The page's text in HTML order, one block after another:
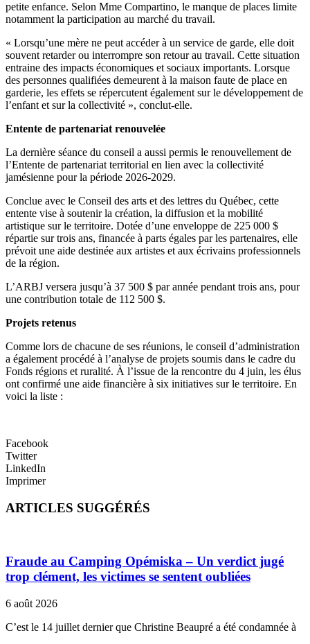
petite enfance. Selon Mme Compartino, le manque de places limite
notamment la participation au marché du travail.
« Lorsqu’une mère ne peut accéder à un service de garde, elle doit
souvent retarder ou interrompre son retour au travail. Cette situation
entraine des impacts économiques et sociaux importants. Lorsque
des personnes qualifiées demeurent à la maison faute de place en
garderie, les effets se répercutent également sur le développement de
l’enfant et sur la collectivité », conclut-elle.
Entente de partenariat renouvelée
La dernière séance du conseil a aussi permis le renouvellement de
l’Entente de partenariat territorial en lien avec la collectivité
jamésienne pour la période 2026-2029.
Conclue avec le Conseil des arts et des lettres du Québec, cette
entente vise à soutenir la création, la diffusion et la mobilité
artistique sur le territoire. Dotée d’une enveloppe de 225 000 $
répartie sur trois ans, financée à parts égales par les partenaires, elle
prévoit une aide destinée aux artistes et aux écrivains professionnels
de la région.
L’ARBJ versera jusqu’à 37 500 $ par année pendant trois ans, pour
une contribution totale de 112 500 $.
Projets retenus
Comme lors de chacune de ses réunions, le conseil d’administration
a également procédé à l’analyse de projets soumis dans le cadre du
Fonds régions et ruralité. À l’issue de la rencontre du 4 juin, les élus
ont confirmé une aide financière à six initiatives sur le territoire. En
voici la liste :
Facebook
Twitter
LinkedIn
Imprimer
ARTICLES SUGGÉRÉS
Fraude au Camping Opémiska – Un verdict jugé
trop clément, les victimes se sentent oubliées
6 août 2026
C’est le 14 juillet dernier que Christine Beaupré a été condamnée à